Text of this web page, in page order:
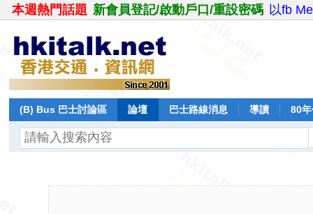
本週熱門話題 新會員登記/啟動戶口/重設密碼 以fb
(B) Bus 巴士討論區 論壇 巴士路線消息 導讀 80